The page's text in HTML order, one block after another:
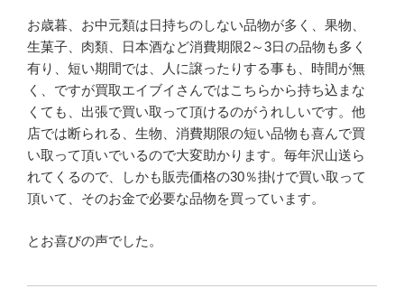
お歳暮、お中元類は日持ちのしない品物が多く、果物、
生菓子、肉類、日本酒など消費期限2～3日の品物も多く
有り、短い期間では、人に譲ったりする事も、時間が無
く、ですが買取エイブイさんではこちらから持ち込まな
くても、出張で買い取って頂けるのがうれしいです。他
店では断られる、生物、消費期限の短い品物も喜んで買
い取って頂いでいるので大変助かります。毎年沢山送ら
れてくるので、しかも販売価格の30％掛けで買い取って
頂いて、そのお金で必要な品物を買っています。
とお喜びの声でした。